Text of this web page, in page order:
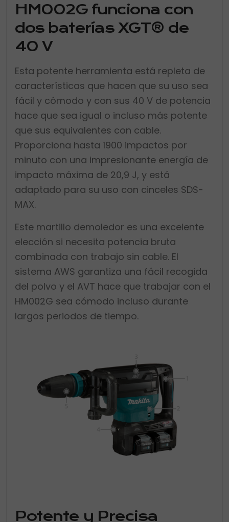
HM002G funciona con
dos baterías XGT® de
40 V
Esta potente herramienta está repleta de
características que hacen que su uso sea
fácil y cómodo y con sus 40 V de potencia
hace que sea igual o incluso más potente
que sus equivalentes con cable.
Proporciona hasta 1900 impactos por
minuto con una impresionante energía de
impacto máxima de 20,9 J, y está
adaptado para su uso con cinceles SDS-
MAX.
Este martillo demoledor es una excelente
elección si necesita potencia bruta
combinada con trabajo sin cable. El
sistema AWS garantiza una fácil recogida
del polvo y el AVT hace que trabajar con el
HM002G sea cómodo incluso durante
largos periodos de tiempo.
Potente y Precisa